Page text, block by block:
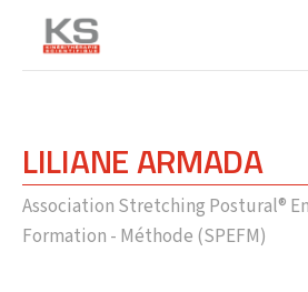
LILIANE ARMADA
Association Stretching Postural®
Formation - Méthode (SPEFM)